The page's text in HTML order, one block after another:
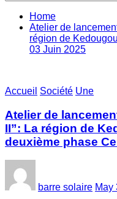
Home
Atelier de
région de
03 Juin 2025
Accueil Société Une
Atelier de
II”: La région de
deuxième phase
barre solaire May